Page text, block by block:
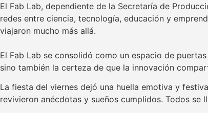
El Fab Lab, dependiente de la Secretaría de
redes entre ciencia, tecnología, educación y
viajaron mucho más allá.
El Fab Lab se consolidó como un espacio de
sino también la certeza de que la innovación
La fiesta del viernes dejó una huella emotiva y
revivieron anécdotas y sueños cumplidos. Todos